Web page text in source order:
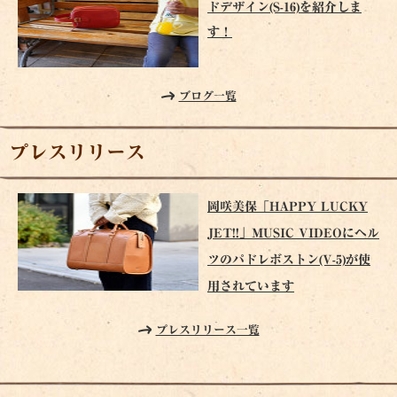
ドデザイン(S-16)を紹介しま
す！
ブログ一覧
プレスリリース
岡咲美保「HAPPY LUCKY
JET!!」MUSIC VIDEOにヘル
ツのパドレボストン(V-5)が使
用されています
プレスリリース一覧